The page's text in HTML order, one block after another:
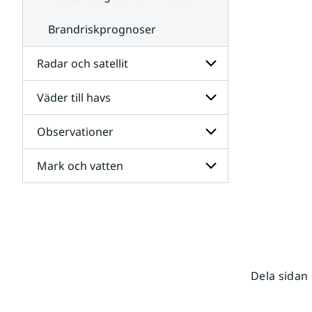
Brandriskprognoser
Radar och satellit
Undersidor
för
Radar
och
satellit
Väder till havs
Undersidor
för
Väder
till
havs
Observationer
Undersidor
för
Mark och vatten
Dela sidan